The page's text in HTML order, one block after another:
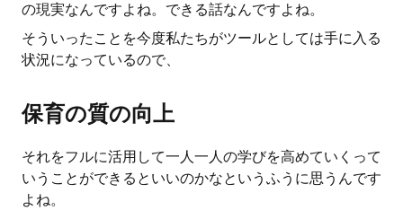
の現実なんですよね。できる話なんですよね。
そういったことを今度私たちがツールとしては手に入る
状況になっているので、
保育の質の向上
それをフルに活用して一人一人の学びを高めていくって
いうことができるといいのかなというふうに思うんです
よね。